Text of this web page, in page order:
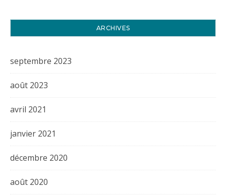
ARCHIVES
septembre 2023
août 2023
avril 2021
janvier 2021
décembre 2020
août 2020